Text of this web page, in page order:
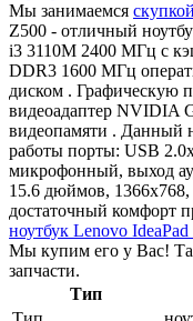
Мы занимаемся
Z500 - отличный
i3 3110M 2400 МГц с
DDR3 1600 МГц
диском . Графическую
видеоадаптер NVIDIA
видеопамяти . Данный
работы порты: USB
микрофонный, выход
15.6 дюймов,
достаточный комфорт
ноутбук Lenovo
Мы купим его у Вас!
запчасти.
Тип